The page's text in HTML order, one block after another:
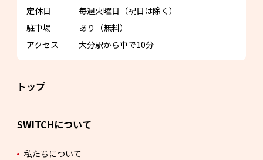
定休日
毎週火曜日 （祝日は除く）
駐車場
あり（無料）
アクセス
大分駅から車で10分
トップ
SWITCHについて
私たちについて